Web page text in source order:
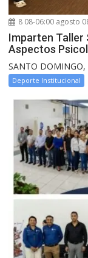
8 08-06:00 agosto
Imparten Taller
Aspectos
SANTO
Deporte Institucional